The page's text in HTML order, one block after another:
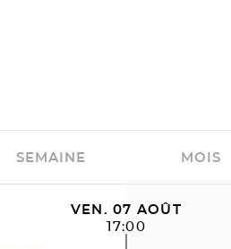
VEN. 07 AOÛT
17:00
SEMAINE MOIS